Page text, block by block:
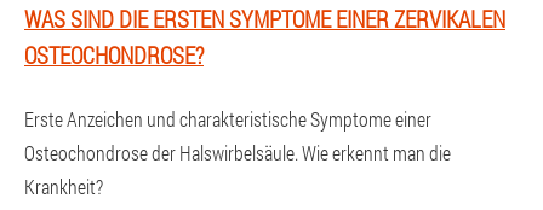
WAS SIND DIE ERSTEN SYMPTOME EINER ZERVIKALEN
OSTEOCHONDROSE?
Erste Anzeichen und charakteristische Symptome einer
Osteochondrose der Halswirbelsäule. Wie erkennt man die
Krankheit?